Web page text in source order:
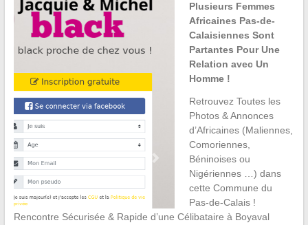
Plusieurs Femmes
Africaines Pas-de-
Calaisiennes Sont
Partantes Pour Une
Relation avec Un
Homme !
Retrouvez Toutes les
Photos & Annonces
d’Africaines (Maliennes,
Comoriennes,
Béninoises ou
Nigériennes …) dans
cette Commune du
Pas-de-Calais !
Rencontre Sécurisée & Rapide d’une Célibataire à Boyaval